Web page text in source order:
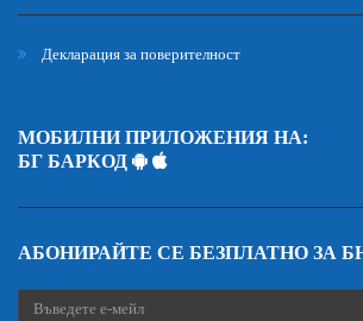
Декларация за поверителност
МОБИЛНИ ПРИЛОЖЕНИЯ НА:
БГ БАРКОД
АБОНИРАЙТЕ СЕ БЕЗПЛАТНО ЗА